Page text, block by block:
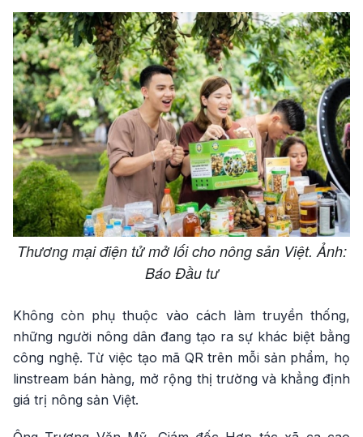
Thương mại điện tử mở lối cho nông sản Việt. Ảnh:
Báo Đầu tư
Không còn phụ thuộc vào cách làm truyền thống,
những người nông dân đang tạo ra sự khác biệt bằng
công nghệ. Từ việc tạo mã QR trên mỗi sản phẩm, họ
linstream bán hàng, mở rộng thị trường và khẳng định
giá trị nông sản Việt.